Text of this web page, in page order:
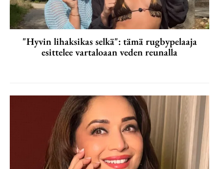
"Hyvin lihaksikas selkä": tämä rugbypelaaja
esittelee vartaloaan veden reunalla